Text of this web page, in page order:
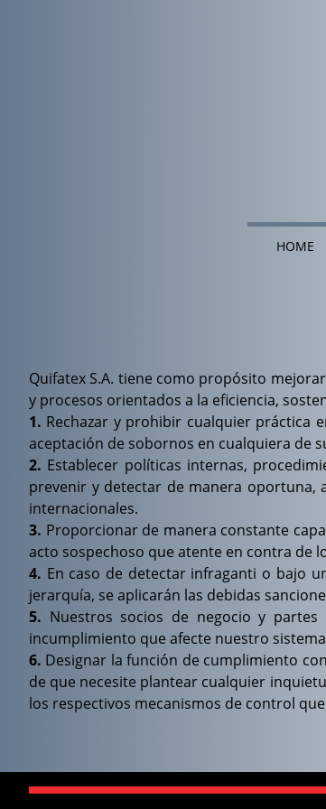
HOME
Quifatex S.A. tiene como propósito
y procesos orientados a la eficiencia,
1. Rechazar y prohibir cualquier práctica
aceptación de sobornos en cualquiera de
2. Establecer políticas internas,
prevenir y detectar de manera oportuna,
internacionales.
3. Proporcionar de manera constante
acto sospechoso que atente en contra de
4. En caso de detectar infraganti o bajo
jerarquía, se aplicarán las debidas
5. Nuestros socios de negocio y
incumplimiento que afecte nuestro
6. Designar la función de cumplimiento
de que necesite plantear cualquier
los respectivos mecanismos de control